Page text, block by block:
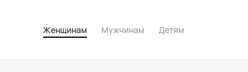
Женщинам Мужчинам Детям